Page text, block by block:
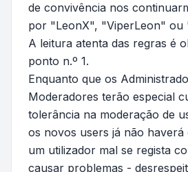
de convivência nos
por "LeonX", "ViperLeon" ou
A leitura atenta das regras é
ponto n.º 1.
Enquanto que os
Moderadores terão especial
tolerância na moderação de
os novos users já não haverá
um utilizador mal se regista
causar problemas -